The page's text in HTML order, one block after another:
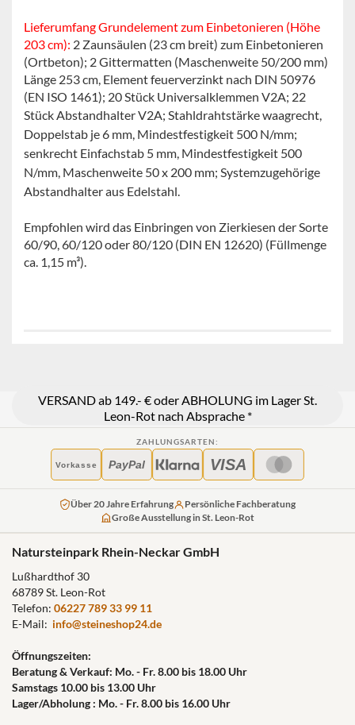
Lieferumfang Grundelement zum Einbetonieren (Höhe
203 cm): 2 Zaunsäulen (23 cm breit) zum Einbetonieren
(Ortbeton); 2 Gittermatten (Maschenweite 50/200 mm)
Länge 253 cm, Element feuerverzinkt nach DIN 50976
(EN ISO 1461); 20 Stück Universalklemmen V2A; 22
Stück Abstandhalter V2A; Stahldrahtstärke waagrecht,
Doppelstab je 6 mm, Mindestfestigkeit 500 N/mm;
senkrecht Einfachstab 5 mm, Mindestfestigkeit 500
N/mm, Maschenweite 50 x 200 mm; Systemzugehörige
Abstandhalter aus Edelstahl.
Empfohlen wird das Einbringen von Zierkiesen der Sorte
60/90, 60/120 oder 80/120 (DIN EN 12620) (Füllmenge
ca. 1,15 m³).
VERSAND ab 149.- € oder ABHOLUNG im Lager St.
Leon-Rot nach Absprache *
ZAHLUNGSARTEN:
Vorkasse PayPal VISA
Über 20 Jahre Erfahrung
Persönliche Fachberatung
Große Ausstellung in St. Leon-Rot
Natursteinpark Rhein-Neckar GmbH
Lußhardthof 30
68789 St. Leon-Rot
Telefon: 06227 789 33 99 11
E-Mail: info@steineshop24.de
Öffnungszeiten:
Beratung & Verkauf: Mo. - Fr. 8.00 bis 18.00 Uhr
Samstags 10.00 bis 13.00 Uhr
Lager/Abholung : Mo. - Fr. 8.00 bis 16.00 Uhr